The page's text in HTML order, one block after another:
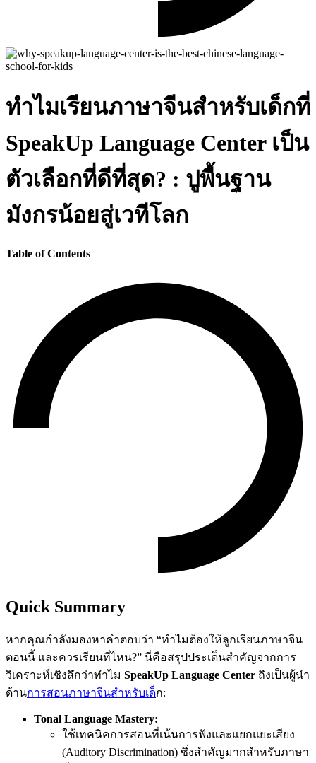
ทำไมเรียนภาษาจีนสำหรับเด็กที่
SpeakUp Language Center เป็น
ตัวเลือกที่ดีที่สุด? : ปูพื้นฐาน
มังกรน้อยสู่เวทีโลก
Table of Contents
Quick Summary
หากคุณกำลังมองหาคำตอบว่า “ทำไมต้องให้ลูกเรียนภาษาจีน
ตอนนี้ และควรเรียนที่ไหน?” นี่คือสรุปประเด็นสำคัญจากการ
วิเคราะห์เชิงลึกว่าทำไม SpeakUp Language Center ถึงเป็นผู้นำ
ด้านการสอนภาษาจีนสำหรับเด็ก:
Tonal Language Mastery:
ใช้เทคนิคการสอนที่เน้นการฟังและแยกแยะเสียง
(Auditory Discrimination) ซึ่งสำคัญมากสำหรับภาษา